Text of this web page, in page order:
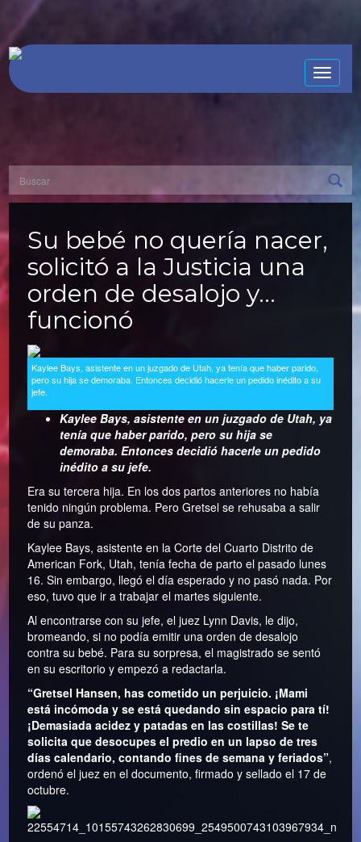
Toggle
Su bebé no quería nacer,
solicitó a la Justicia una
orden de desalojo y…
funcionó
Kaylee Bays, asistente en un juzgado de Utah, ya tenía que haber parido,
pero su hija se demoraba. Entonces decidió hacerle un pedido inédito a su
jefe.
Kaylee Bays, asistente en un juzgado de Utah, ya
tenía que haber parido, pero su hija se
demoraba. Entonces decidió hacerle un pedido
inédito a su jefe.
Era su tercera hija. En los dos partos anteriores no había
tenido ningún problema. Pero Gretsel se rehusaba a salir
de su panza.
Kaylee Bays, asistente en la Corte del Cuarto Distrito de
American Fork, Utah, tenía fecha de parto el pasado lunes
16. Sin embargo, llegó el día esperado y no pasó nada. Por
eso, tuvo que ir a trabajar el martes siguiente.
Al encontrarse con su jefe, el juez Lynn Davis, le dijo,
bromeando, si no podía emitir una orden de desalojo
contra su bebé. Para su sorpresa, el magistrado se sentó
en su escritorio y empezó a redactarla.
“Gretsel Hansen, has cometido un perjuicio. ¡Mami
está incómoda y se está quedando sin espacio para tí!
¡Demasiada acidez y patadas en las costillas! Se te
solicita que desocupes el predio en un lapso de tres
días calendario, contando fines de semana y feriados”,
ordenó el juez en el documento, firmado y sellado el 17 de
octubre.